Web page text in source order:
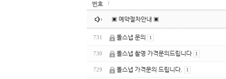
번호
▣ 예약절차안내 ▣
731 돌스냅 문의 1
730 돌스냅 촬영 가격문의드립니다 1
729 돌스냅 가격문의 드립니다. 1